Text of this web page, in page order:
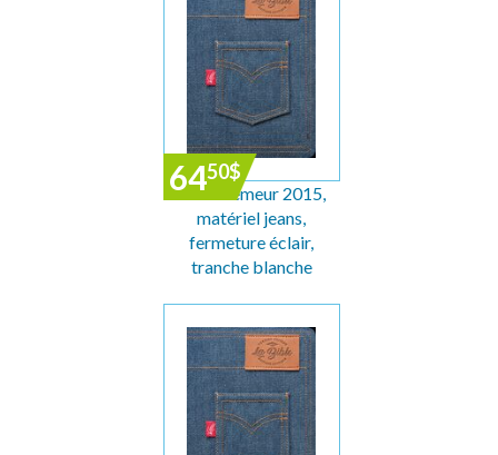
6450$
Bible Semeur 2015,
matériel jeans,
fermeture éclair,
tranche blanche